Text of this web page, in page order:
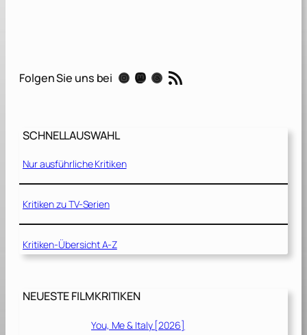
h
e
K
u
s
e
l
i
Folgen Sie uns bei Instagram Mastodon Threads RSS-Feed
SCHNELLAUSWAHL
Nur ausführliche Kritiken
Kritiken zu TV-Serien
Kritiken-Übersicht A-Z
NEUESTE FILMKRITIKEN
You, Me & Italy [2026]